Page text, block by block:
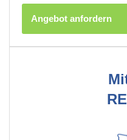
Angebot anfordern